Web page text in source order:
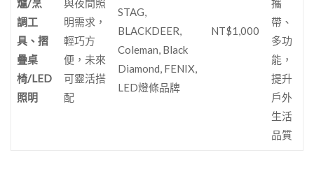
爐/烹
調工
具、摺
疊桌
椅/LED
照明
與夜間照
明需求，
輕巧方
便，未來
可靈活搭
配
STAG,
BLACKDEER,
Coleman, Black
Diamond, FENIX,
LED燈條品牌
NT$1,000
攜
帶、
多功
能，
提升
戶外
生活
品質